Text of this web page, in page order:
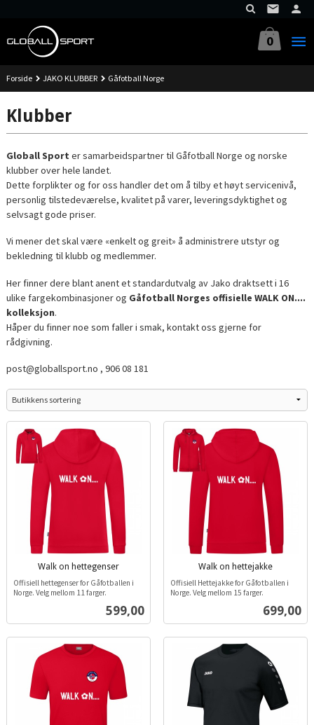
innholdet
0
Forside JAKO KLUBBER Gåfotball Norge
Klubber
Globall Sport er samarbeidspartner til Gåfotball Norge og norske
klubber over hele landet.
Dette forplikter og for oss handler det om å tilby et høyt servicenivå,
personlig tilstedeværelse, kvalitet på varer, leveringsdyktighet og
selvsagt gode priser.
Vi mener det skal være «enkelt og greit» å administrere utstyr og
bekledning til klubb og medlemmer.
Her finner dere blant anent et standardutvalg av Jako draktsett i 16
ulike fargekombinasjoner og Gåfotball Norges offisielle WALK ON....
kolleksjon.
Håper du finner noe som faller i smak, kontakt oss gjerne for
rådgivning.
post@globallsport.no , 906 08 181
Walk on hettegenser
Pris
599,00
inkl.
mva.
Offisiell hettegenser for Gåfotballen i
Norge. Velg mellom 11 farger.
Walk on hettejakke
Pris
699,00
inkl.
mva.
Offisiell Hettejakke for Gåfotballen i
Norge. Velg mellom 15 farger.